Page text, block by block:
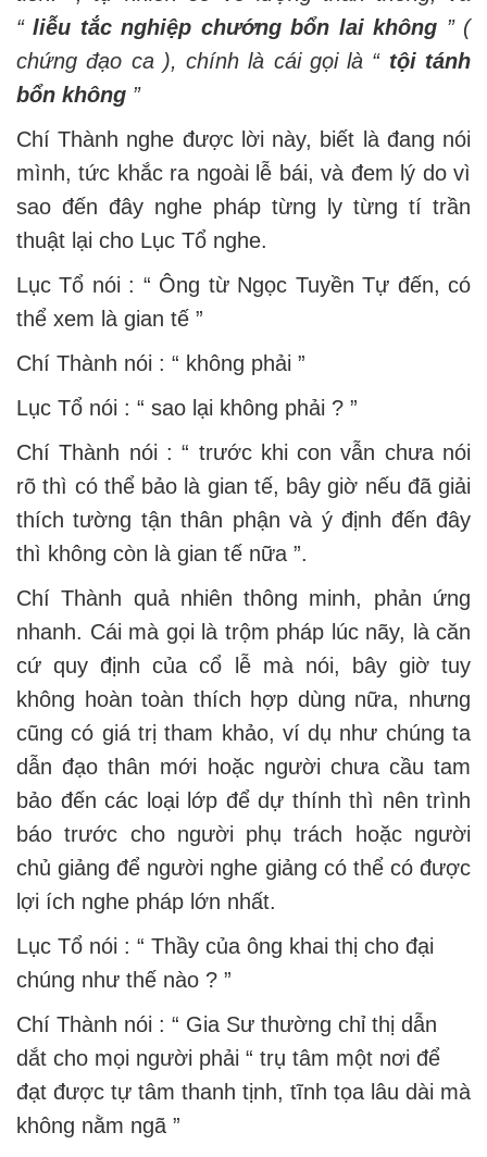
“liễu tắc nghiệp chướng bổn lai không ” (
chứng đạo ca ), chính là cái gọi là “ tội tánh
bổn không ”
Chí Thành nghe được lời này, biết là đang nói
mình, tức khắc ra ngoài lễ bái, và đem lý do vì
sao đến đây nghe pháp từng ly từng tí trần
thuật lại cho Lục Tổ nghe.
Lục Tổ nói : “ Ông từ Ngọc Tuyền Tự đến, có
thể xem là gian tế ”
Chí Thành nói : “ không phải ”
Lục Tổ nói : “ sao lại không phải ? ”
Chí Thành nói : “ trước khi con vẫn chưa nói
rõ thì có thể bảo là gian tế, bây giờ nếu đã giải
thích tường tận thân phận và ý định đến đây
thì không còn là gian tế nữa ”.
Chí Thành quả nhiên thông minh, phản ứng
nhanh. Cái mà gọi là trộm pháp lúc nãy, là căn
cứ quy định của cổ lễ mà nói, bây giờ tuy
không hoàn toàn thích hợp dùng nữa, nhưng
cũng có giá trị tham khảo, ví dụ như chúng ta
dẫn đạo thân mới hoặc người chưa cầu tam
bảo đến các loại lớp để dự thính thì nên trình
báo trước cho người phụ trách hoặc người
chủ giảng để người nghe giảng có thể có được
lợi ích nghe pháp lớn nhất.
Lục Tổ nói : “ Thầy của ông khai thị cho đại
chúng như thế nào ? ”
Chí Thành nói : “ Gia Sư thường chỉ thị dẫn
dắt cho mọi người phải “ trụ tâm một nơi để
đạt được tự tâm thanh tịnh, tĩnh tọa lâu dài mà
không nằm ngã ”